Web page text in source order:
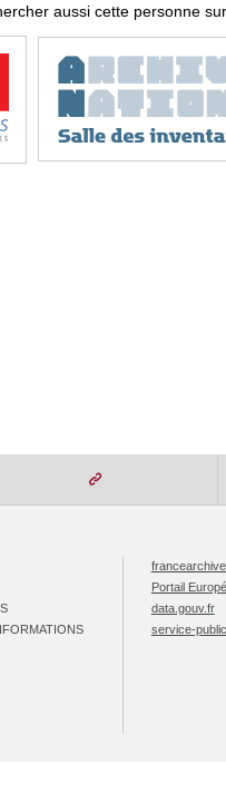
aussi cette personne
Portail
data.gouv.fr
service-